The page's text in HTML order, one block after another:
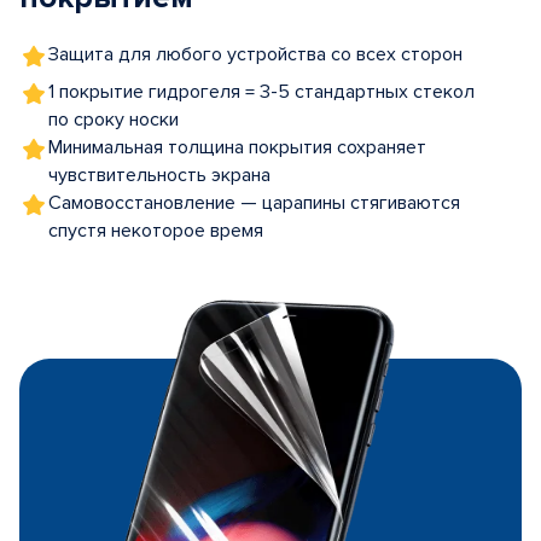
Защита для любого устройства со всех сторон
1 покрытие гидрогеля = 3-5 стандартных стекол
по сроку носки
Минимальная толщина покрытия сохраняет
чувствительность экрана
Самовосстановление — царапины стягиваются
спустя некоторое время